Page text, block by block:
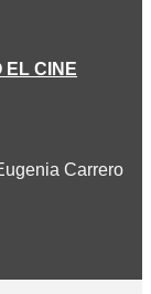
EL CINE
Carrero